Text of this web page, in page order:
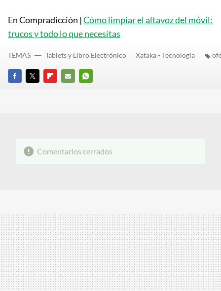
En Compradicción |Cómo limpiar el altavoz del móvil:
trucos y todo lo que necesitas
FACEBOOK
TWITTERFLIPBOARD
E-
WHATSAPP
TEMAS Tablets y Libro Electrónico Xataka - Tecnología
Comentarios cerrados